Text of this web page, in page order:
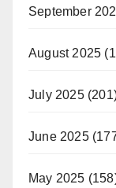
September
August 2025
July 2025
June 2025
May 2025